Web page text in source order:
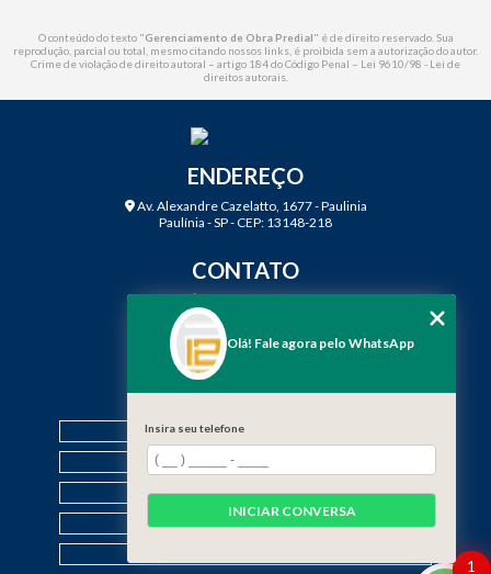
O conteúdo do texto "Gerenciamento de Obra Predial" é de direito reservado. Sua
reprodução, parcial ou total, mesmo citando nossos links, é proibida sem a autorização do autor.
Crime de violação de direito autoral – artigo 184 do Código Penal – Lei 9610/98 - Lei de
direitos autorais.
ENDEREÇO
Av. Alexandre Cazelatto, 1677 - Paulinia
Paulínia - SP - CEP: 13148-218
CONTATO
(19) 99968-7979
contato@f12engenharia.com.br
MENU
HOME
QUEM SOMOS
SERVIÇOS
CONTATO
1
Olá! Fale agora pelo WhatsApp
Insira seu telefone
INICIAR CONVERSA